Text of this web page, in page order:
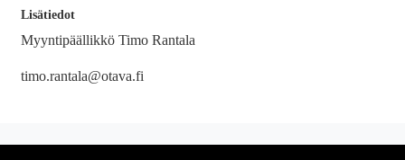
Lisätiedot
Myyntipäällikkö Timo Rantala
timo.rantala@otava.fi